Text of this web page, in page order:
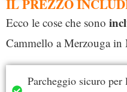
IL PREZZO
Ecco le cose che sono
Cammello a Merzouga in
Parcheggio sicuro per